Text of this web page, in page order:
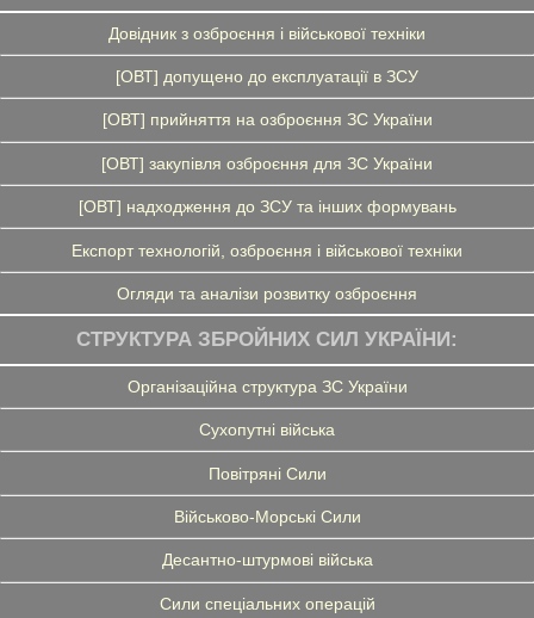
Довідник з озброєння і військової техніки
[ОВТ] допущено до експлуатації в ЗСУ
[ОВТ] прийняття на озброєння ЗС України
[ОВТ] закупівля озброєння для ЗС України
[ОВТ] надходження до ЗСУ та інших формувань
Експорт технологій, озброєння і військової техніки
Огляди та аналізи розвитку озброєння
СТРУКТУРА ЗБРОЙНИХ СИЛ УКРАЇНИ:
Організаційна структура ЗС України
Сухопутні війська
Повітряні Сили
Військово-Морські Сили
Десантно-штурмові війська
Сили спеціальних операцій